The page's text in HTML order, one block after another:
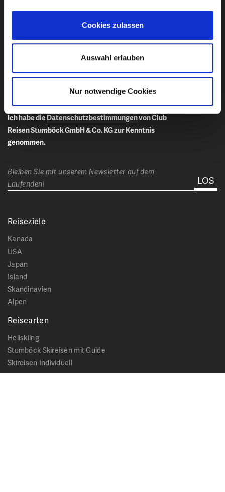
Cookies zulassen
Auswahl erlauben
Nur notwendige Cookies
Newsletter-Anmeldung
E-Mail-Adresse eingeben
Ich habe dieDatenschutzbestimmungenvon Club
Reisen Stumböck GmbH & Co. KG zur Kenntnis
genommen.
Bleiben Sie mit unserem Newsletter auf dem
Laufenden!
Reiseziele
Kanada
USA
Japan
Island
Skandinavien
Alpen
Reisearten
Heliskiing
Stumböck Skireisen mit Guide
Skireisen Individuell
Catskiing